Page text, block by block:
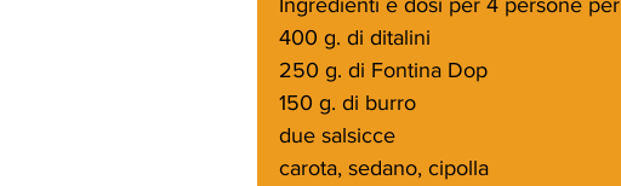
400 g. di ditalini
250 g. di Fontina Dop
150 g. di burro
due salsicce
carota, sedano, cipolla